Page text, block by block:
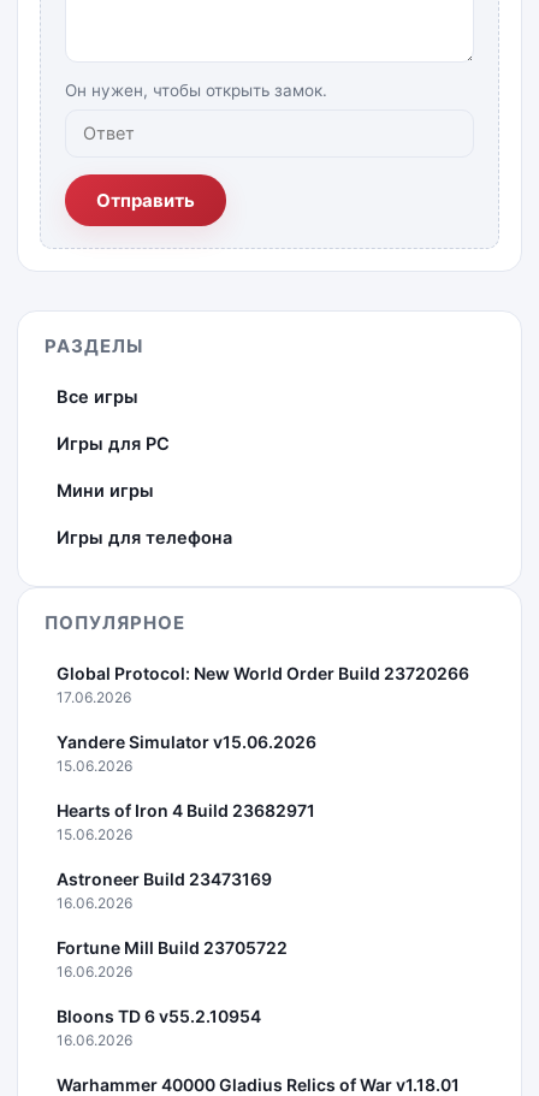
Он нужен, чтобы открыть замок.
Отправить
РАЗДЕЛЫ
Все игры
Игры для PC
Мини игры
Игры для телефона
ПОПУЛЯРНОЕ
Global Protocol: New World Order Build 23720266
17.06.2026
Yandere Simulator v15.06.2026
15.06.2026
Hearts of Iron 4 Build 23682971
15.06.2026
Astroneer Build 23473169
16.06.2026
Fortune Mill Build 23705722
16.06.2026
Bloons TD 6 v55.2.10954
16.06.2026
Warhammer 40000 Gladius Relics of War v1.18.01